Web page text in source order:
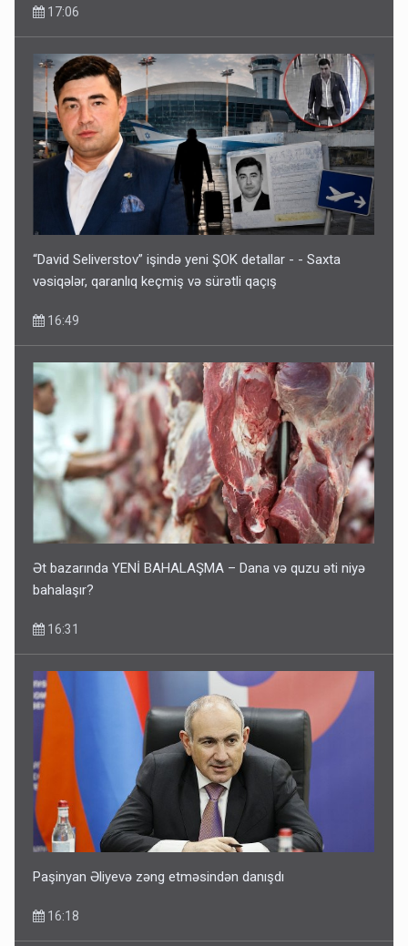
17:06
“David Seliverstov” işində yeni ŞOK detallar - - Saxta
vəsiqələr, qaranlıq keçmiş və sürətli qaçış
16:49
Ət bazarında YENİ BAHALAŞMA – Dana və quzu əti niyə
bahalaşır?
16:31
Paşinyan Əliyevə zəng etməsindən danışdı
16:18